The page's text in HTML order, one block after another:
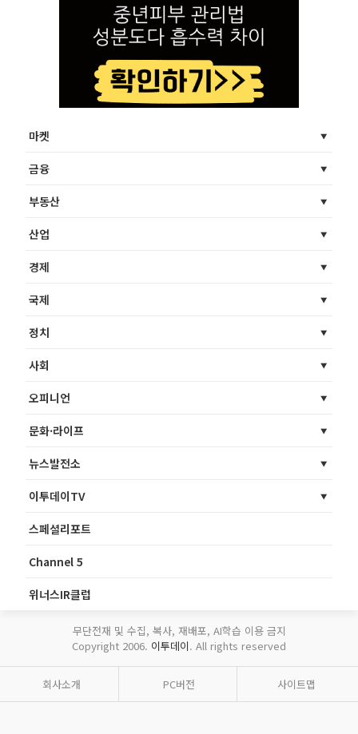
마켓
금융
부동산
산업
경제
국제
정치
사회
오피니언
문화·라이프
뉴스발전소
이투데이TV
스페셜리포트
Channel 5
위너스IR클럽
무단전재 및 수집, 복사, 재배포, AI학습 이용 금지
Copyright 2006. 이투데이. All rights reserved
회사소개 PC버전 사이트맵